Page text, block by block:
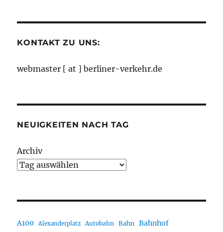
KONTAKT ZU UNS:
webmaster [ at ] berliner-verkehr.de
NEUIGKEITEN NACH TAG
Archiv
A100 Alexanderplatz Autobahn Bahn Bahnhof